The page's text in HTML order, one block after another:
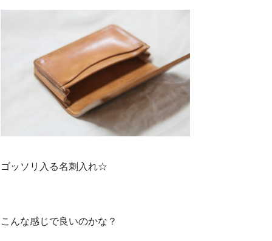
k
ゴッソリ入る名刺入れ☆
こんな感じで良いのかな？